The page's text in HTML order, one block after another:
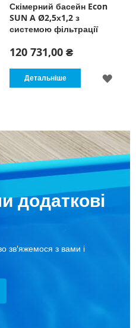
Скімерний басейн Econ
SUN A Ø2,5х1,2 з
системою фільтрації
120 731,00 ₴
Детальніше
додаткові
зв'яжемося з вами і